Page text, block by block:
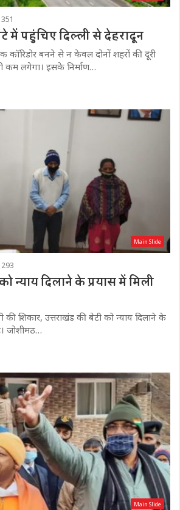
351
में पहुंचिए दिल्ली से देहरादून
कॉरिडोर बनने से न केवल दोनों शहरों की दूरी
कम लगेगा। इसके निर्माण…
Main Slide
293
न्याय दिलाने के प्रयास में मिली
की शिकार, उत्तराखंड की बेटी को न्याय दिलाने के
जोशीमठ…
Main Slide